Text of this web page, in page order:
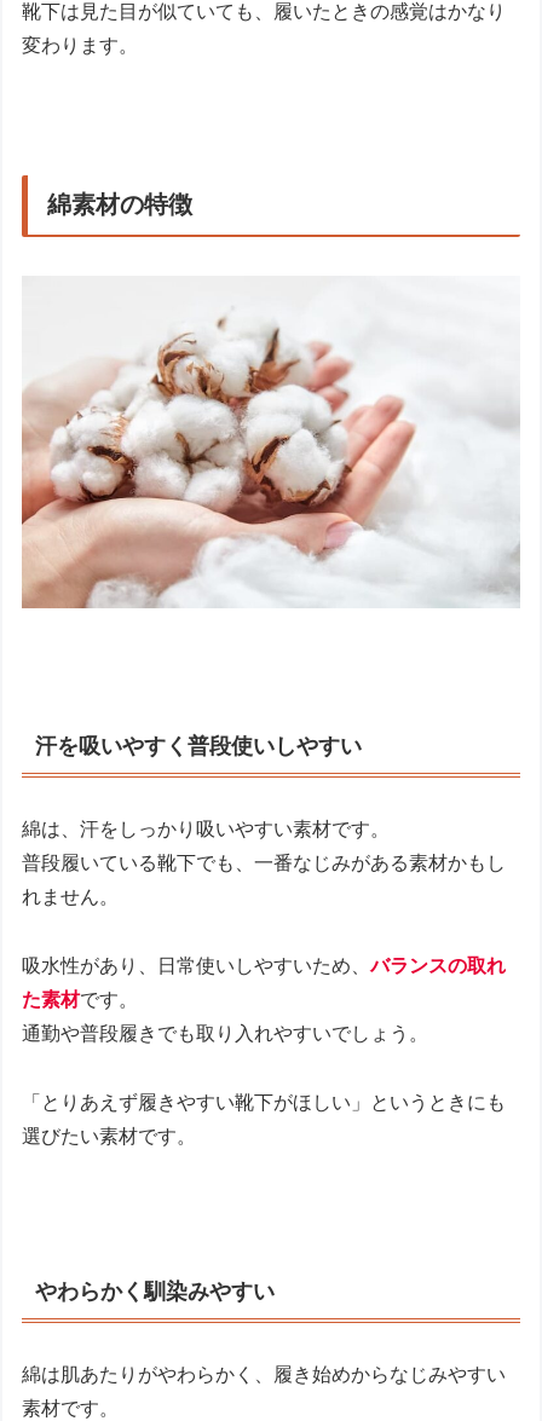
靴下は見た目が似ていても、履いたときの感覚はかなり
変わります。
綿素材の特徴
汗を吸いやすく普段使いしやすい
綿は、汗をしっかり吸いやすい素材です。
普段履いている靴下でも、一番なじみがある素材かもし
れません。
吸水性があり、日常使いしやすいため、バランスの取れ
た素材です。
通勤や普段履きでも取り入れやすいでしょう。
「とりあえず履きやすい靴下がほしい」というときにも
選びたい素材です。
やわらかく馴染みやすい
綿は肌あたりがやわらかく、履き始めからなじみやすい
素材です。